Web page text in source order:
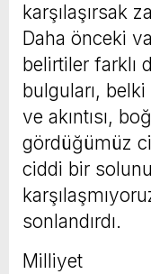
karşılaşırsak
Daha önceki
belirtiler farklı
bulguları, belki
ve akıntısı,
gördüğümüz
ciddi bir
sonlandırdı.
Milliyet